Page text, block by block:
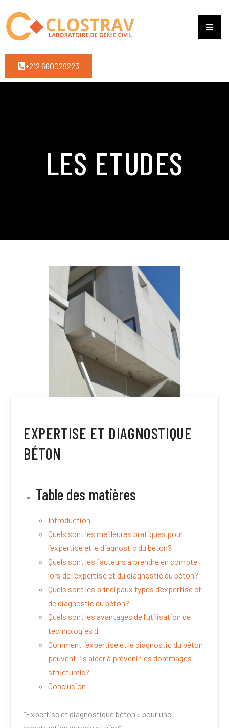
+212 660029223
LES ETUDES
EXPERTISE ET DIAGNOSTIQUE
BÉTON
Table des matières
Introduction
Quels sont les meilleures pratiques pour
l’expertise et le diagnostic du béton?
Quels sont les facteurs à prendre en compte
lors de l’expertise et du diagnostic du béton?
Quels sont les principaux types d’expertise et
de diagnostic du béton?
Quels sont les avantages de l’utilisation de
technologies d
Comment l’expertise et le diagnostic du béton
peuvent-ils aider à prévenir les dommages
structurels?
Conclusion
“Expertise et diagnostique béton : pour une